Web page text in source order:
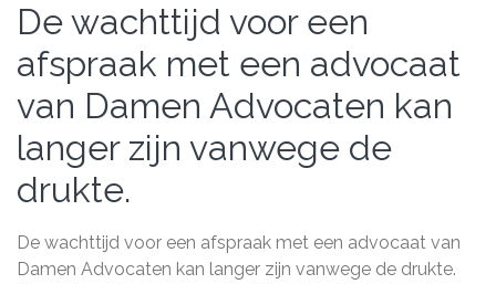
De wachttijd voor een
afspraak met een advocaat
van Damen Advocaten kan
langer zijn vanwege de
drukte.
De wachttijd voor een afspraak met een advocaat van
Damen Advocaten kan langer zijn vanwege de drukte.